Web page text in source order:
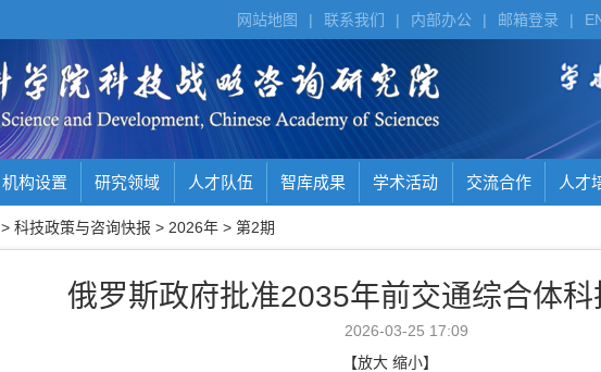
|
邮箱登录
|
内部办公
|
联系我们
|
网站地图
机构设置 研究领域 人才队伍 智库成果 学术活动 交流合作 人才
> 科技政策与咨询快报 > 2026年 > 第2期
俄罗斯政府批准2035年前交通综合体
2026-03-25 17:09
【放大 缩小】